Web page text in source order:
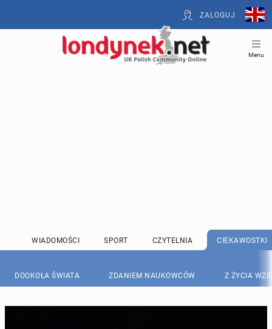
ZALOGUJ
Menu
WIADOMOŚCI SPORT CZYTELNIA CIEKAWOSTKI
DOOKOŁA ŚWIATA ZDANIEM NAUKOWCÓW Z ŻYCIA